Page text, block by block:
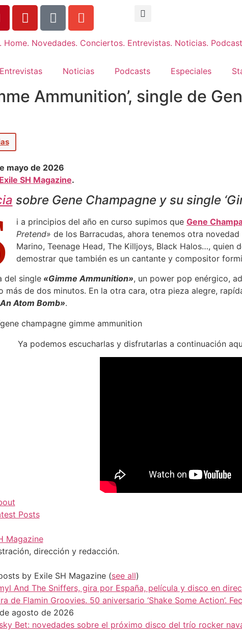
Entrevistas Noticias Podcasts Especiales
Ammunition’, single de
mayo de 2026
Exile SH Magazine.
sobre Gene Champagne y su single
i a principios del año en curso supimos que Gene
Pretend» de los Barracudas, ahora tenemos otra
Marino, Teenage Head, The Killjoys, Black Halos…, quien
demostrar que también es un cantante y compositor
del single«Gimme Ammunition», un power pop enérgico,
más de dos minutos. En la otra cara, otra pieza alegre,
An Atom Bomb».
Ya podemos escucharlas y disfrutarlas a continuación
Posts
Magazine
dirección y redacción.
by Exile SH Magazine (see all)
And The Sniffers, gira por España, película y disco en
de Flamin Groovies. 50 aniversario ‘Shake Some Action’.
agosto de 2026
Bet: novedades sobre el próximo disco del trío rocker